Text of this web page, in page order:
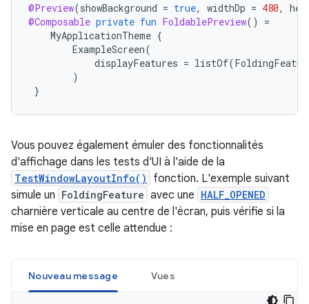
@Preview(showBackground = true, widthDp = 480,
@Composable private fun FoldablePreview()
=
MyApplicationTheme {
ExampleScreen(
displayFeatures = listOf(
)
}
Vous pouvez également émuler des fonctionnalités
d'affichage dans les tests d'UI à l'aide de la
TestWindowLayoutInfo()
fonction. L'exemple suivant
simule un FoldingFeature avec une HALF_OPENED
charnière verticale au centre de l'écran, puis vérifie si la
mise en page est celle attendue :
Nouveau message Vues